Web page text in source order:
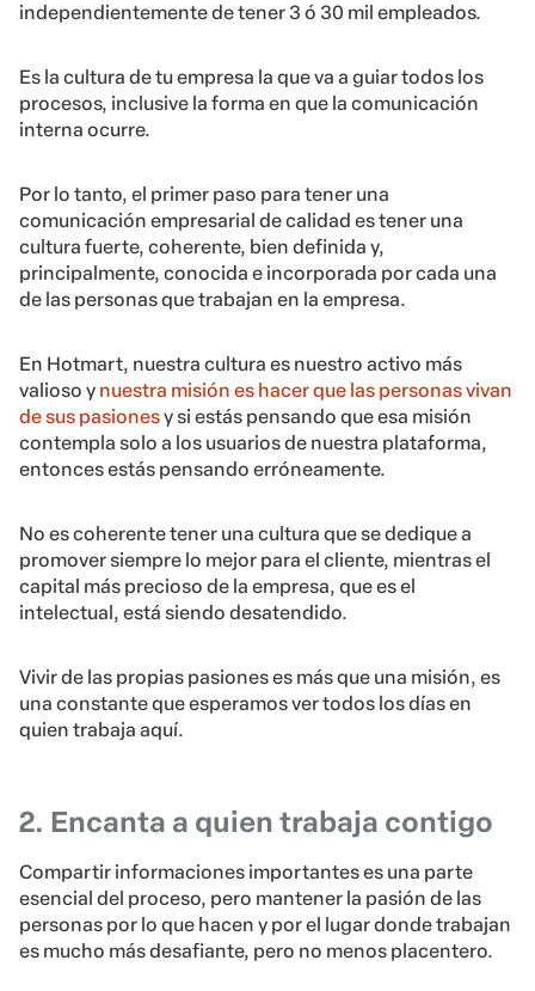
independientemente de tener 3 ó 30 mil empleados.
Es la cultura de tu empresa la que va a guiar todos los
procesos, inclusive la forma en que la comunicación
interna ocurre.
Por lo tanto, el primer paso para tener una
comunicación empresarial de calidad es tener una
cultura fuerte, coherente, bien definida y,
principalmente, conocida e incorporada por cada una
de las personas que trabajan en la empresa.
En Hotmart, nuestra cultura es nuestro activo más
valioso y nuestra misión es hacer que las personas vivan
de sus pasionesy si estás pensando que esa misión
contempla solo a los usuarios de nuestra plataforma,
entonces estás pensando erróneamente.
No es coherente tener una cultura que se dedique a
promover siempre lo mejor para el cliente, mientras el
capital más precioso de la empresa, que es el
intelectual, está siendo desatendido.
Vivir de las propias pasiones es más que una misión, es
una constante que esperamos ver todos los días en
quien trabaja aquí.
2. Encanta a quien trabaja contigo
Compartir informaciones importantes es una parte
esencial del proceso, pero mantener la pasión de las
personas por lo que hacen y por el lugar donde trabajan
es mucho más desafiante, pero no menos placentero.